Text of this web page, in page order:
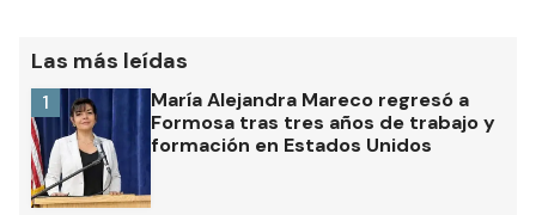
Las más leídas
María Alejandra Mareco regresó a
Formosa tras tres años de trabajo y
formación en Estados Unidos
1